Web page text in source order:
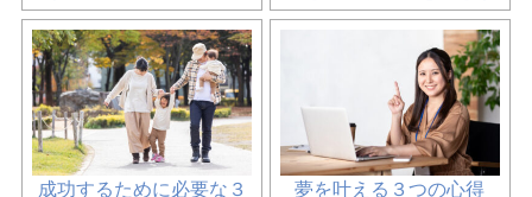
成功するために必要な３
夢を叶える３つの心得